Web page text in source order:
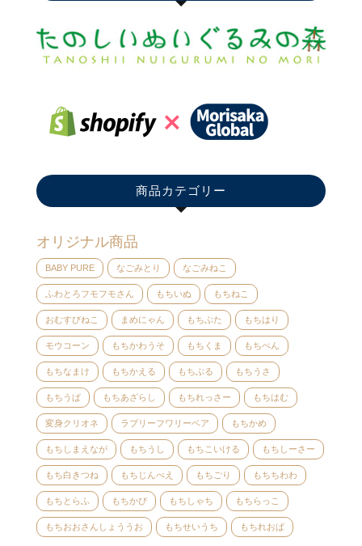
商品カテゴリー
オリジナル商品
BABY PURE なごみとり なごみねこ
ふわとろフモフモさん もちいぬ もちねこ
おむすびねこ まめにゃん もちぶた もちはり
モウコーン もちかわうそ もちくま もちぺん
もちなまけ もちかえる もちぶる もちうさ
もちうぱ もちあざらし もちれっさー もちはむ
変身クリオネ ラブリーフワリーベア もちかめ
もちしまえなが もちうし もちこいける もちしーさー
もち白きつね もちじんべえ もちごり もちちわわ
もちとらふ もちかぴ もちしゃち もちらっこ
もちおおさんしょううお もちせいうち もちれおぱ